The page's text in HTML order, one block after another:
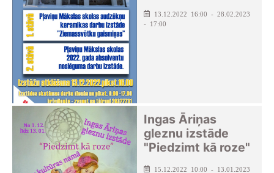
13.12.2022 16:00 - 28.02.2023
- 17:00
Ingas Āriņas
gleznu izstāde
"Piedzimt kā roze"
15.12.2022 10:00 - 13.01.2023